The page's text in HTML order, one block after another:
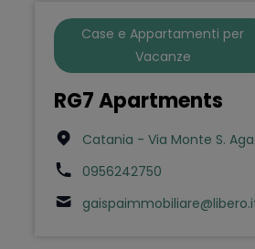
Case e Appartamenti per
Vacanze
RG7 Apartments
Catania - Via Monte S.
0956242750